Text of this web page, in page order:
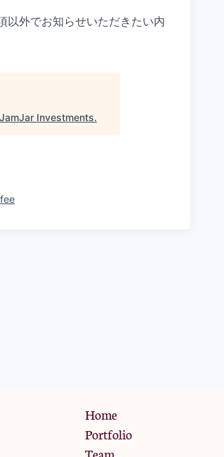
以外でお知らせいただきたい内
JamJar Investments.
Home
Portfolio